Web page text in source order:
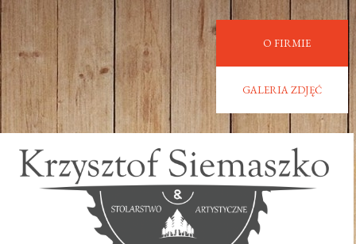
O FIRMIE
GALERIA ZDJĘĆ